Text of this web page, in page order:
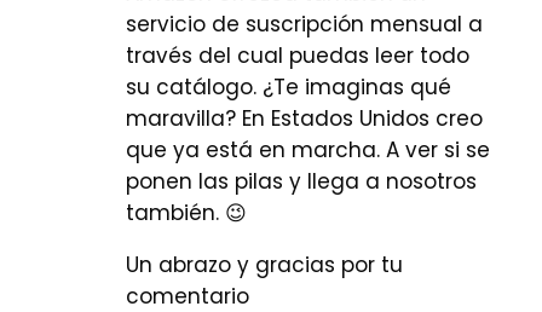
servicio de suscripción mensual a
través del cual puedas leer todo
su catálogo. ¿Te imaginas qué
maravilla? En Estados Unidos creo
que ya está en marcha. A ver si se
ponen las pilas y llega a nosotros
también. 😉
Un abrazo y gracias por tu
comentario